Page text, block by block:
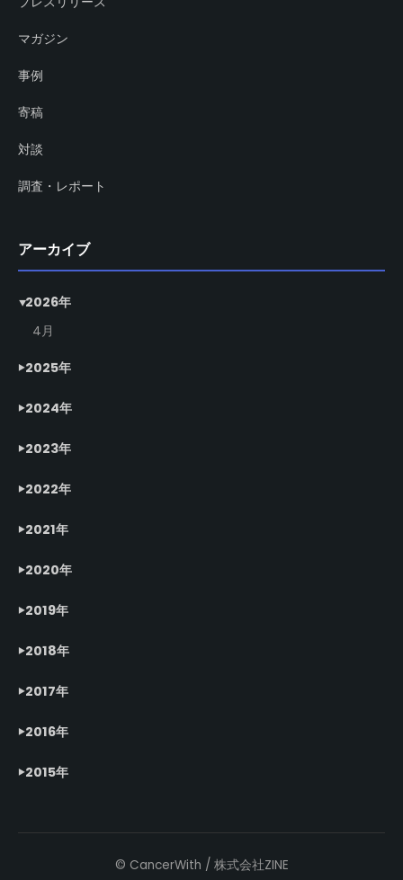
マガジン
事例
寄稿
対談
調査・レポート
アーカイブ
2026年
4月
2025年
2024年
2023年
2022年
2021年
2020年
2019年
2018年
2017年
2016年
2015年
© CancerWith / 株式会社ZINE